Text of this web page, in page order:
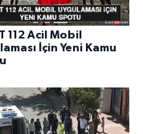
112 Acil Mobil
İçin Yeni Kamu